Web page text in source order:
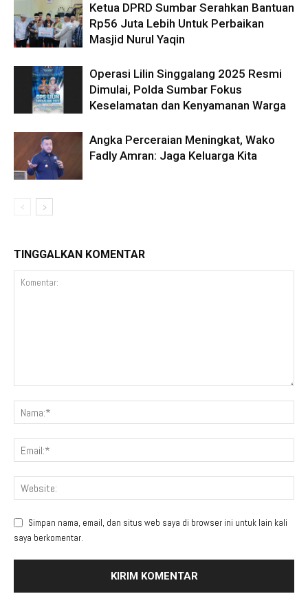
Ketua DPRD Sumbar Serahkan Bantuan
Rp56 Juta Lebih Untuk Perbaikan
Masjid Nurul Yaqin
Operasi Lilin Singgalang 2025 Resmi
Dimulai, Polda Sumbar Fokus
Keselamatan dan Kenyamanan Warga
Angka Perceraian Meningkat, Wako
Fadly Amran: Jaga Keluarga Kita
TINGGALKAN KOMENTAR
Simpan nama, email, dan situs web saya di browser ini untuk lain kali
saya berkomentar.